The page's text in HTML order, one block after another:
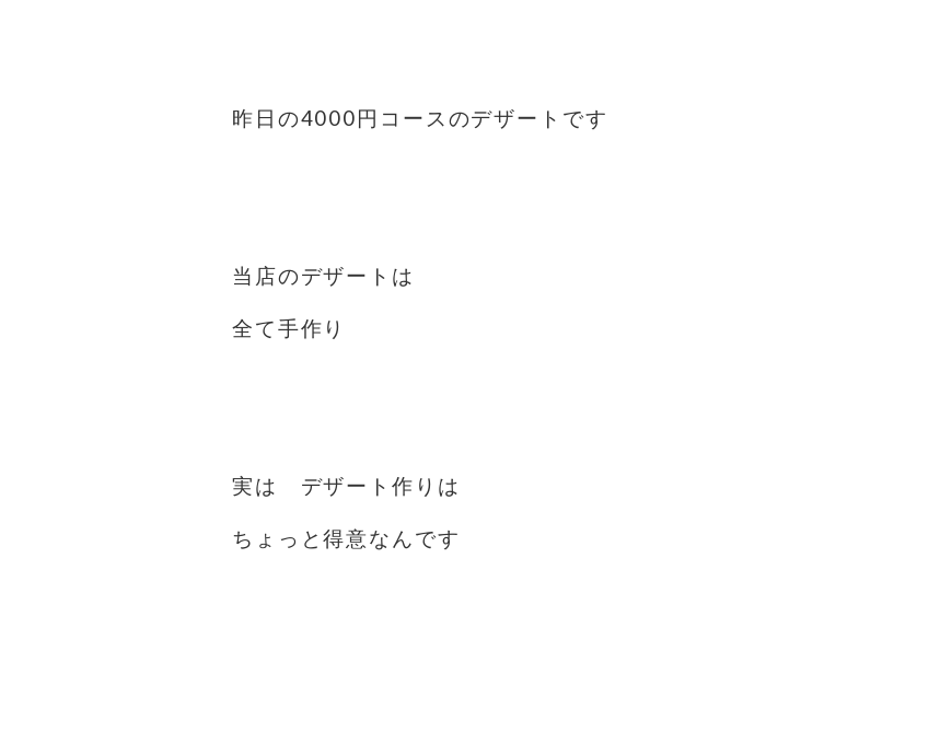
昨日の4000円コースのデザートです
当店のデザートは
全て手作り
実は デザート作りは
ちょっと得意なんです